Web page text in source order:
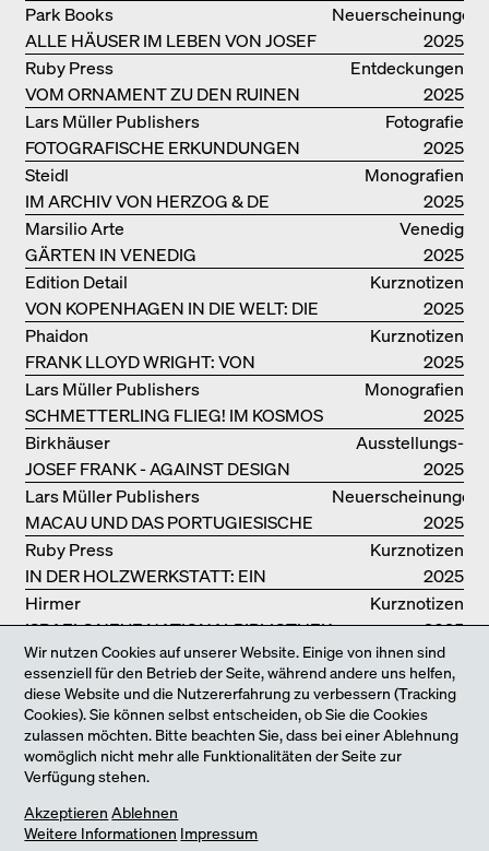
Neuerscheinungen
ALLE HÄUSER IM LEBEN VON JOSEF
FRANK
Park Books
2025
Entdeckungen
VOM ORNAMENT ZU DEN RUINEN
DES ALLTAGS
Ruby Press
2025
Fotografie
FOTOGRAFISCHE ERKUNDUNGEN
VON DENISE SCOTT BROWN
Lars Müller Publishers
2025
Monografien
IM ARCHIV VON HERZOG & DE
MEURON
Steidl
2025
Venedig
GÄRTEN IN VENEDIG
Marsilio Arte
2025
Kurznotizen
VON KOPENHAGEN IN DIE WELT: DIE
BJARKE INGELS GROUP
Edition Detail
2025
Kurznotizen
FRANK LLOYD WRIGHT: VON
FALLINGWATER BIS ZUM ROBBIE
HOUSE
Phaidon
2025
Monografien
SCHMETTERLING FLIEG! IM KOSMOS
VON EOOS
Lars Müller Publishers
2025
Ausstellungs­
kataloge
JOSEF FRANK - AGAINST DESIGN
Birkhäuser
2025
Neuerscheinungen
MACAU UND DAS PORTUGIESISCHE
KOLONIALERBE IN CHINA
Lars Müller Publishers
2025
Kurznotizen
IN DER HOLZWERKSTATT: EIN
HANDBUCH
Ruby Press
2025
Kurznotizen
ISRAELS NEUE NATIONALBIBLIOTHEK
Hirmer
2025
Neuerscheinungen
SORTENREIN UND KLIMAPOSITIV: 30
VORBILDLICHE
HOLZKONSTRUKTIONEN
Edition Detail
2025
Ausstellungs­
kataloge
IM MASCHINENRAUM DER
ARCHITEKTUR
Birkhäuser
2025
Kurznotizen
EINE HOMMAGE AN DIE LONDONER
SOUTH BANK
Batsford
STRESSTEST – DER KATALOG ZUM
Distanz
Jetzt neu: unser Online-Shop
Wir nutzen Cookies auf unserer Website. Einige von ihnen sind
essenziell für den Betrieb der Seite, während andere uns helfen,
diese Website und die Nutzererfahrung zu verbessern (Tracking
Cookies). Sie können selbst entscheiden, ob Sie die Cookies
zulassen möchten. Bitte beachten Sie, dass bei einer Ablehnung
womöglich nicht mehr alle Funktionalitäten der Seite zur
Verfügung stehen.
Akzeptieren Ablehnen
Weitere Informationen Impressum